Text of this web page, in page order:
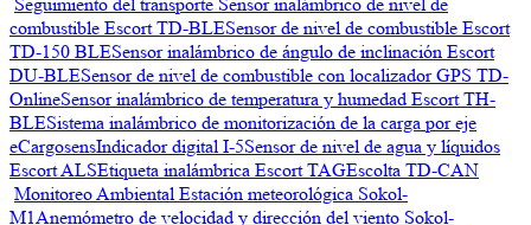
combustible Escort TD-BLESensor de nivel de combustible Escort
TD-150 BLESensor inalámbrico de ángulo de inclinación Escort
DU-BLESensor de nivel de combustible con localizador GPS TD-
OnlineSensor inalámbrico de temperatura y humedad Escort TH-
BLESistema inalámbrico de monitorización de la carga por eje
eCargosensIndicador digital I-5Sensor de nivel de agua y líquidos
Escort ALSEtiqueta inalámbrica Escort TAGEscolta TD-CAN
Monitoreo Ambiental Estación meteorológica Sokol-
M1 Anemómetro de velocidad y dirección del viento Sokol-